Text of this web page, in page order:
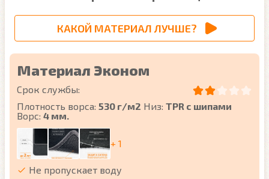
КАКОЙ МАТЕРИАЛ ЛУЧШЕ?
Материал Эконом
Срок службы:
Плотность ворса: 530 г/м2 Низ: TPR с шипами
Ворс: 4 мм.
+ 1
Не пропускает воду